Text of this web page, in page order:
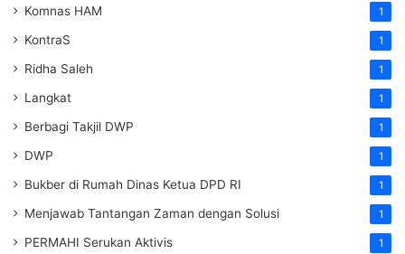
Komnas HAM 1
KontraS 1
Ridha Saleh 1
Langkat 1
Berbagi Takjil DWP 1
DWP 1
Bukber di Rumah Dinas Ketua DPD RI 1
Menjawab Tantangan Zaman dengan Solusi 1
PERMAHI Serukan Aktivis 1